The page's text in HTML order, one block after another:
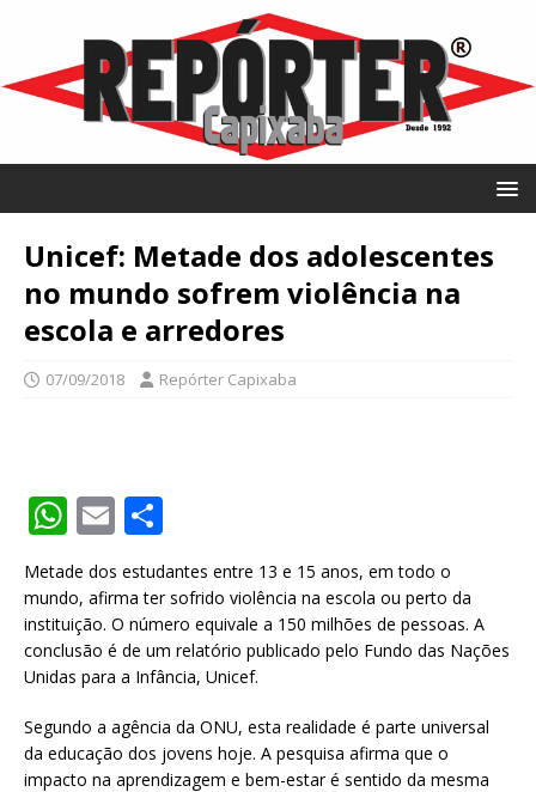
Unicef: Metade dos adolescentes
no mundo sofrem violência na
escola e arredores
07/09/2018 Repórter Capixaba
W
h
at
s
A
p
p
E
m
ai
l
h
ar
e
Metade dos estudantes entre 13 e 15 anos, em todo o
mundo, afirma ter sofrido violência na escola ou perto da
instituição. O número equivale a 150 milhões de pessoas. A
conclusão é de um relatório publicado pelo Fundo das Nações
Unidas para a Infância, Unicef.
Segundo a agência da ONU, esta realidade é parte universal
da educação dos jovens hoje. A pesquisa afirma que o
impacto na aprendizagem e bem-estar é sentido da mesma